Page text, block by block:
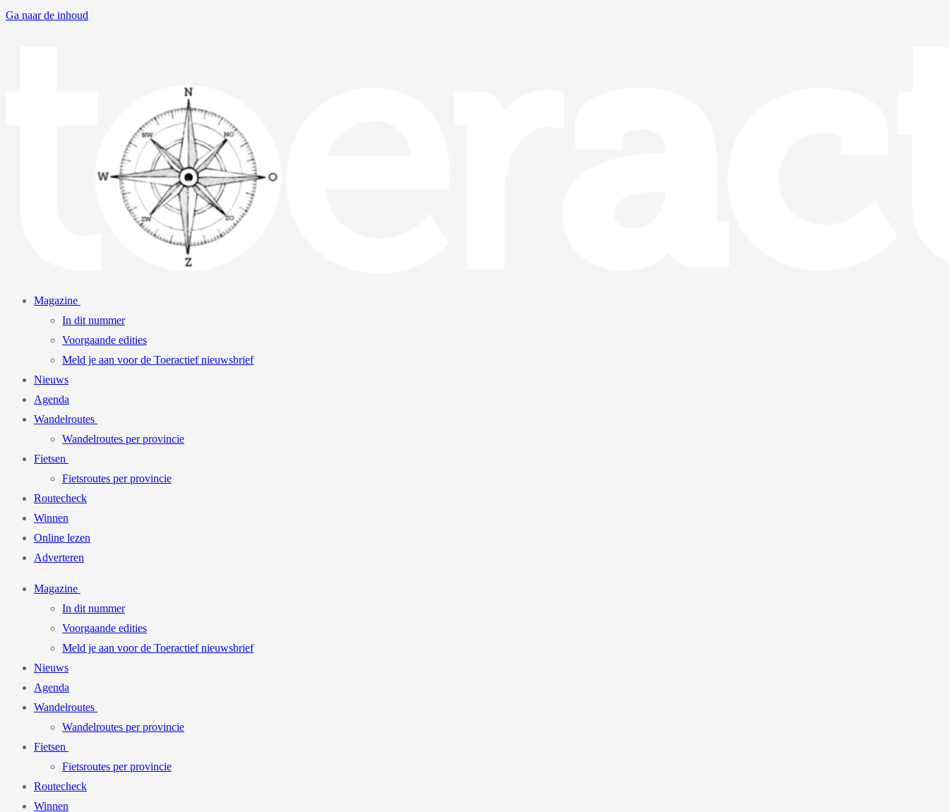
Ga naar de inhoud
Magazine
In dit nummer
Voorgaande edities
Meld je aan voor de Toeractief nieuwsbrief
Nieuws
Agenda
Wandelroutes
Wandelroutes per provincie
Fietsen
Fietsroutes per provincie
Routecheck
Winnen
Online lezen
Adverteren
Magazine
In dit nummer
Voorgaande edities
Meld je aan voor de Toeractief nieuwsbrief
Nieuws
Agenda
Wandelroutes
Wandelroutes per provincie
Fietsen
Fietsroutes per provincie
Routecheck
Winnen